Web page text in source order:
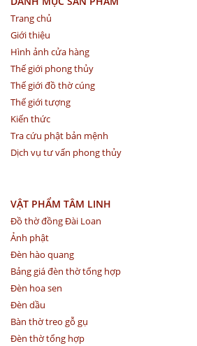
Trang chủ
Giới thiệu
Hình ảnh cửa hàng
Thế giới phong thủy
Thế giới đồ thờ cúng
Thế giới tượng
Kiến thức
Tra cứu phật bản mệnh
Dịch vụ tư vấn phong thủy
VẬT PHẨM TÂM LINH
Đồ thờ đồng Đài Loan
Ảnh phật
Đèn hào quang
Bảng giá đèn thờ tổng hợp
Đèn hoa sen
Đèn dầu
Bàn thờ treo gỗ gụ
Đèn thờ tổng hợp